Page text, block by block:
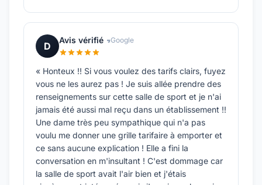
D
Avis vérifié Google
« Honteux !! Si vous voulez des tarifs clairs, fuyez
vous ne les aurez pas ! Je suis allée prendre des
renseignements sur cette salle de sport et je n'ai
jamais été aussi mal reçu dans un établissement !!
Une dame très peu sympathique qui n'a pas
voulu me donner une grille tarifaire à emporter et
ce sans aucune explication ! Elle a fini la
conversation en m'insultant ! C'est dommage car
la salle de sport avait l'air bien et j'étais